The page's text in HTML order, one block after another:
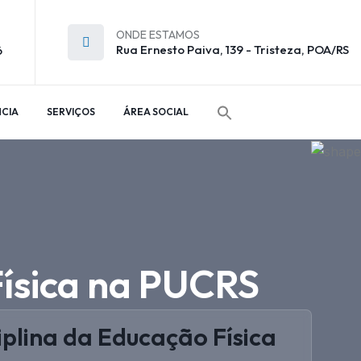
ONDE ESTAMOS
Rua Ernesto Paiva, 139 - Tristeza, POA/RS
SERVIÇOS ÁREA SOCIAL
na PUCRS
da Educação Física